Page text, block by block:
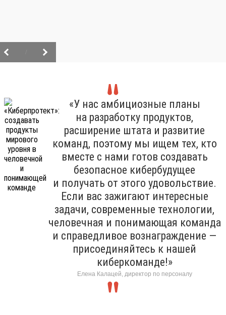
«У нас амбициозные планы
на разработку продуктов,
расширение штата и развитие
команд, поэтому мы ищем тех, кто
вместе с нами готов создавать
безопасное кибербудущее
и получать от этого удовольствие.
Если вас зажигают интересные
задачи, современные технологии,
человечная и понимающая команда
и справедливое вознаграждение —
присоединяйтесь к нашей
киберкоманде!»
Елена Калацей, директор по персоналу